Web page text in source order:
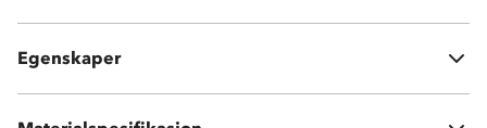
Egenskaper
Bør håndvaskes